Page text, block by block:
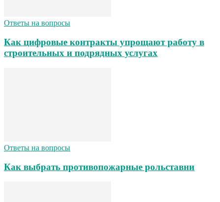
Ответы на вопросы
Как цифровые контракты упрощают работу в
строительных и подрядных услугах
Ответы на вопросы
Как выбрать противопожарные рольставни